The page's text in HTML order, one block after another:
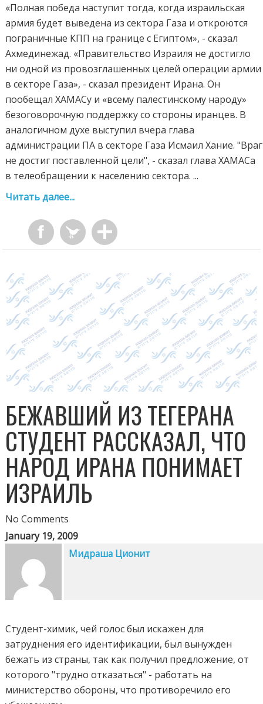
«Полная победа наступит тогда, когда израильская
армия будет выведена из сектора Газа и откроются
пограничные КПП на границе с Египтом», - сказал
Ахмединежад. «Правительство Израиля не достигло
ни одной из провозглашенных целей операции армии
в секторе Газа», - сказал президент Ирана. Он
пообещал ХАМАСу и «всему палестинскому народу»
безоговорочную поддержку со стороны иранцев. В
аналогичном духе выступил вчера глава
администрации ПА в секторе Газа Исмаил Хание. "Враг
не достиг поставленной цели", - сказал глава ХАМАСа
в телеобращении к населению сектора. ...
Читать далее...
БЕЖАВШИЙ ИЗ ТЕГЕРАНА
СТУДЕНТ РАССКАЗАЛ, ЧТО
НАРОД ИРАНА ПОНИМАЕТ
ИЗРАИЛЬ
No Comments
January 19, 2009
Мидраша Ционит
Студент-химик, чей голос был искажен для
затруднения его идентификации, был вынужден
бежать из страны, так как получил предложение, от
которого "трудно отказаться" - работать на
министерство обороны, что противоречило его